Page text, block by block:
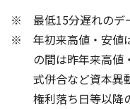
最低15分遅れのデ
年初来高値・安値
の間は昨年来高値
式併合など資本異
権利落ち日等以降